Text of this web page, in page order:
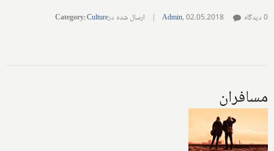
Admin,02.05.2018
| ارسال شده در Category:Culture 0 دیدگاه
مسافران